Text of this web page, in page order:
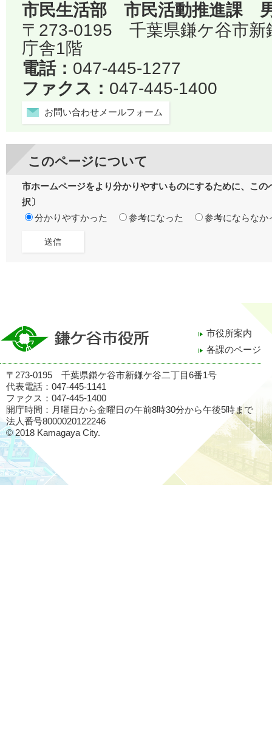
市民生活部 市民活動推進課
〒273-0195 千葉県鎌ケ谷市
庁舎1階
電話： 047-445-1277
ファクス： 047-445-1400
お問い合わせメールフォーム
このページについて
市ホームページをより分かりやすいものにするために、こ
択〕
分かりやすかった
参考になった 参考にならなか
市役所案内
各課のページ
〒273-0195 千葉県鎌ケ谷市新鎌ケ谷二丁目6番1号
代表電話：047-445-1141
ファクス：047-445-1400
開庁時間：月曜日から金曜日の午前8時30分から午後5時まで
法人番号8000020122246
© 2018 Kamagaya City.